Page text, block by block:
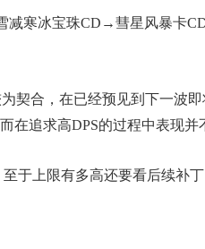
减寒冰宝珠CD→彗星风暴卡
契合，在已经预见到下一波
在追求高DPS的过程中表现并
于上限有多高还要看后续补